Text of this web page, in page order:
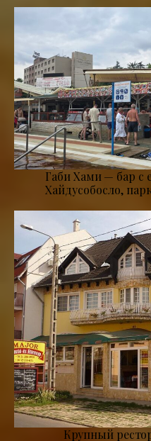
Габи Хами — бар с
Хайдусобосло,
Крупный